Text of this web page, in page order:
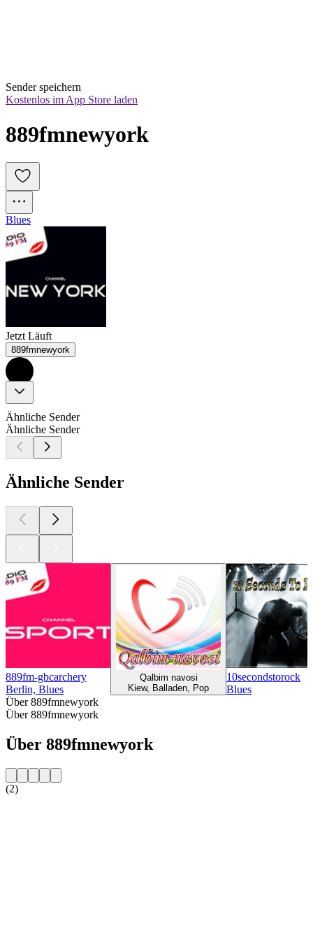
Sender speichern
Kostenlos im App Store laden
889fmnewyork
Blues
Jetzt Läuft
889fmnewyork
Ähnliche Sender
Ähnliche Sender
Ähnliche Sender
889fm-gbcarchery
Berlin, Blues
Qalbim navosi
Kiew, Balladen, Pop
10secondstorock
Blues
Über 889fmnewyork
Über 889fmnewyork
Über 889fmnewyork
(2)